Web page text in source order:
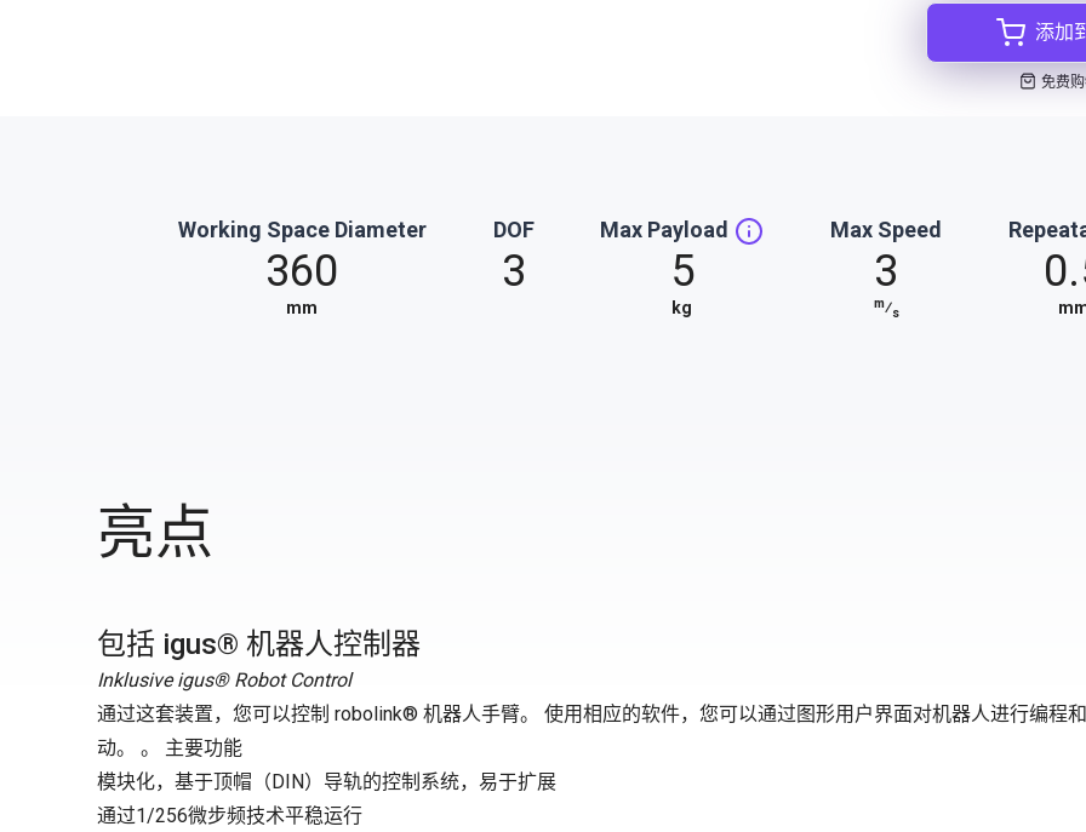
添加
免费
Working Space Diameter
360
mm
DOF
3
Max Payload
5
kg
Max Speed
3
m⁄s
亮点
包括 igus® 机器人控制器
Inklusive igus® Robot Control
通过这套装置，您可以控制 robolink® 机器人手臂。 使用相应的软件，您可以通过图形用户界面对机器人进行编程
动。 。 主要功能
模块化，基于顶帽（DIN）导轨的控制系统，易于扩展
通过1/256微步频技术平稳运行